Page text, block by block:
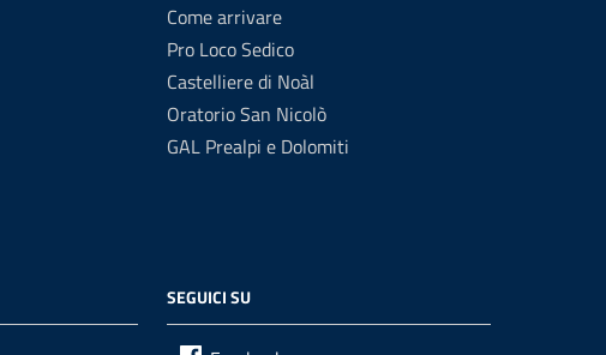
Come arrivare
Pro Loco Sedico
Castelliere di Noàl
Oratorio San Nicolò
GAL Prealpi e Dolomiti
SEGUICI SU